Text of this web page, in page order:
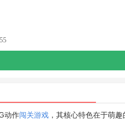
动作闯关游戏 ，其核心特色在于萌